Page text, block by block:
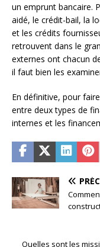
un emprunt bancaire.
aidé, le crédit-bail, la
et les crédits
retrouvent dans le
externes ont chacun
il faut bien les
En définitive, pour
entre deux types de
internes et les
Quelles sont les